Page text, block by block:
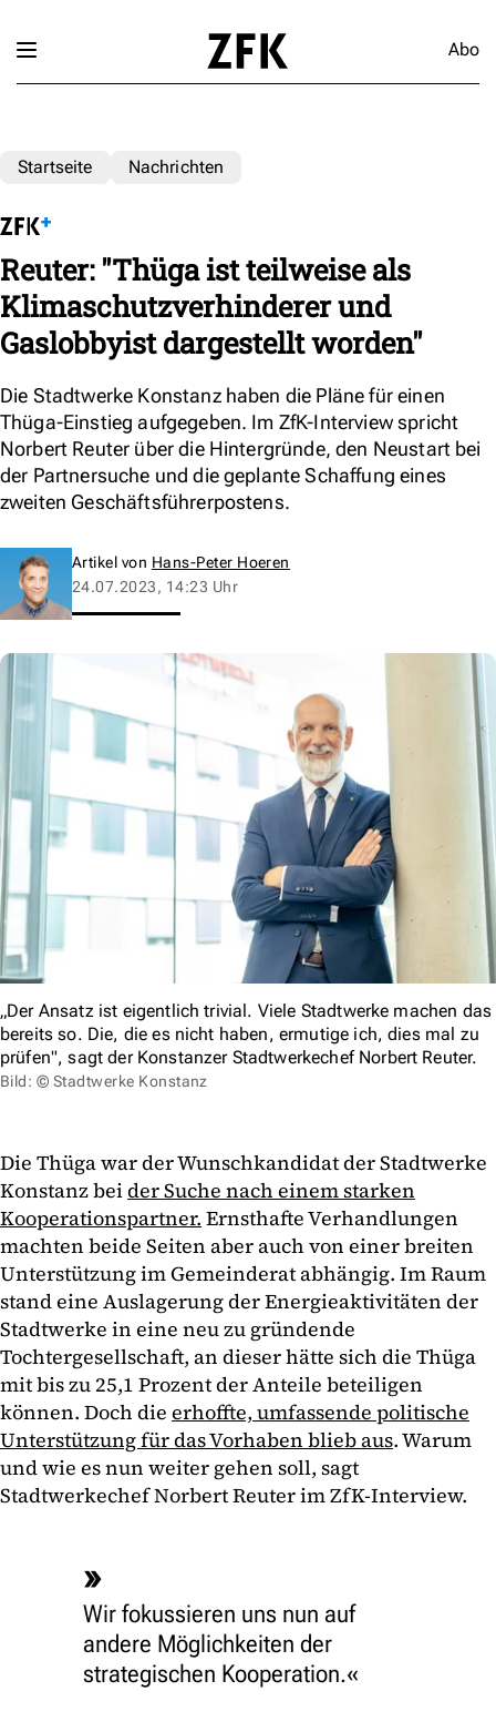
Abo
Startseite Nachrichten
Reuter: "Thüga ist teilweise als
Klimaschutzverhinderer und
Gaslobbyist dargestellt worden"
Die Stadtwerke Konstanz haben die Pläne für einen
Thüga-Einstieg aufgegeben. Im ZfK-Interview spricht
Norbert Reuter über die Hintergründe, den Neustart bei
der Partnersuche und die geplante Schaffung eines
zweiten Geschäftsführerpostens.
Artikel von Hans-Peter Hoeren
24.07.2023, 14:23 Uhr
„Der Ansatz ist eigentlich trivial. Viele Stadtwerke machen das
bereits so. Die, die es nicht haben, ermutige ich, dies mal zu
prüfen", sagt der Konstanzer Stadtwerkechef Norbert Reuter.
Bild: © Stadtwerke Konstanz
Die Thüga war der Wunschkandidat der Stadtwerke
Konstanz beider Suche nach einem starken
Kooperationspartner. Ernsthafte Verhandlungen
machten beide Seiten aber auch von einer breiten
Unterstützung im Gemeinderat abhängig. Im Raum
stand eine Auslagerung der Energieaktivitäten der
Stadtwerke in eine neu zu gründende
Tochtergesellschaft, an dieser hätte sich die Thüga
mit bis zu 25,1 Prozent der Anteile beteiligen
können. Doch die erhoffte, umfassende politische
Unterstützung für das Vorhaben blieb aus. Warum
und wie es nun weiter gehen soll, sagt
Stadtwerkechef Norbert Reuter im ZfK-Interview.
Wir fokussieren uns nun auf
andere Möglichkeiten der
strategischen Kooperation.